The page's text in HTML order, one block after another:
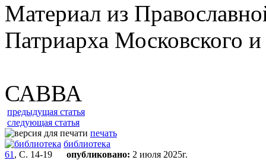
Материал из
Патриарха Московского
САВВА
предыдущая статья
следующая статья
печать
библиотека
61 , С. 14-19 опубликовано: 2 июля 2025г.